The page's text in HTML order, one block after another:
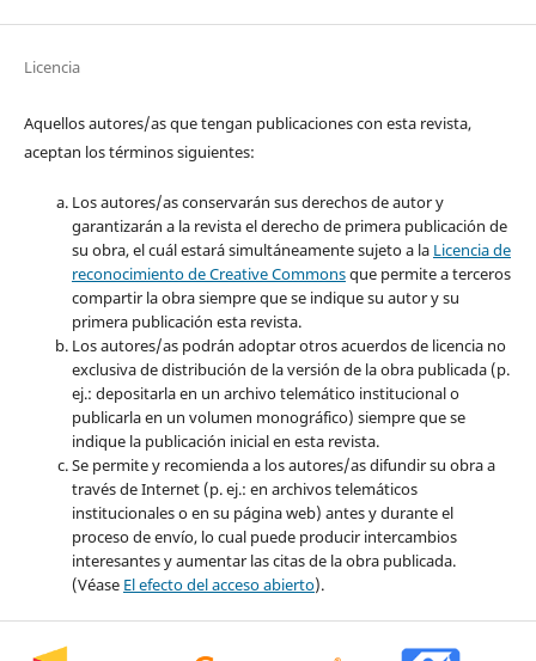
Licencia
Aquellos autores/as que tengan publicaciones con esta revista,
aceptan los términos siguientes:
Los autores/as conservarán sus derechos de autor y
garantizarán a la revista el derecho de primera publicación de
su obra, el cuál estará simultáneamente sujeto a la Licencia de
reconocimiento de Creative Commonsque permite a terceros
compartir la obra siempre que se indique su autor y su
primera publicación esta revista.
Los autores/as podrán adoptar otros acuerdos de licencia no
exclusiva de distribución de la versión de la obra publicada (p.
ej.: depositarla en un archivo telemático institucional o
publicarla en un volumen monográfico) siempre que se
indique la publicación inicial en esta revista.
Se permite y recomienda a los autores/as difundir su obra a
través de Internet (p. ej.: en archivos telemáticos
institucionales o en su página web) antes y durante el
proceso de envío, lo cual puede producir intercambios
interesantes y aumentar las citas de la obra publicada.
(Véase El efecto del acceso abierto).